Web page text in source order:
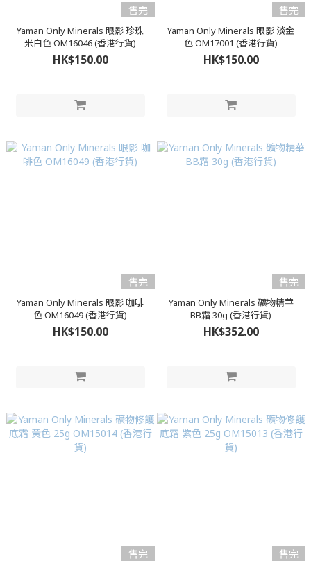
售完
Yaman Only Minerals 眼影 珍珠
米白色 OM16046 (香港行貨)
HK$150.00
售完
Yaman Only Minerals 眼影 淡金
色 OM17001 (香港行貨)
HK$150.00
售完
Yaman Only Minerals 眼影 咖啡
色 OM16049 (香港行貨)
HK$150.00
售完
Yaman Only Minerals 礦物精華
BB霜 30g (香港行貨)
HK$352.00
售完 售完